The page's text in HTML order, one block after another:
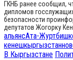
ГКНБ ранее сообщил,
дипломов
безопасности
депутатов Жогорку
альянсАта-Журт
кенешкыргызстан
В Кыргызстане